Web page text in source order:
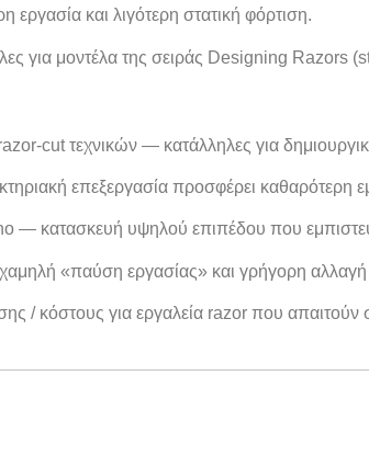
εργασία και λιγότερη στατική φόρτιση.
για μοντέλα της σειράς Designing Razors
cut τεχνικών — κατάλληλες για
επεξεργασία προσφέρει καθαρότερη
— κατασκευή υψηλού επιπέδου που
«παύση εργασίας» και γρήγορη
/ κόστους για εργαλεία razor που απαιτούν